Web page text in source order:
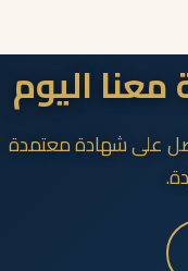
معنا اليوم
على شهادة معتمدة